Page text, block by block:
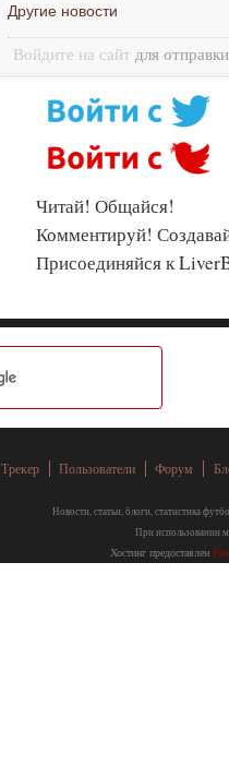
Другие новости
Войдите на сайт для
Читай! Общайся!
Комментируй!
Присоединяйся к
Трекер Пользователи Форум
Новости, статьи, блоги, статистика
При использовании
Хостинг предоставлен